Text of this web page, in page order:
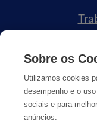
Sobre os
Utilizamos cookies
desempenho e o
sociais e para
anúncios.